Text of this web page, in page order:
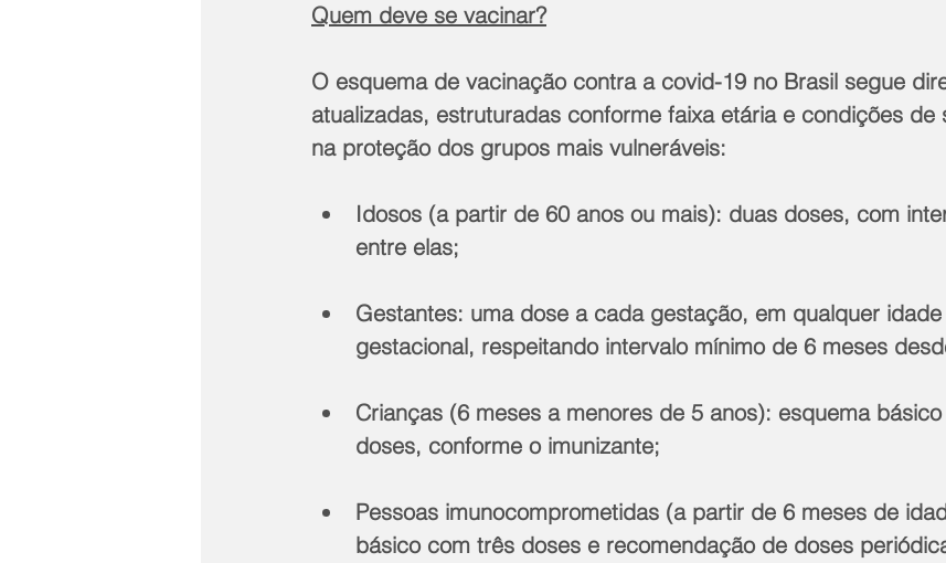
Quem deve se vacinar?
O esquema de vacinação contra a covid-19 no Brasil segue
atualizadas, estruturadas conforme faixa etária e condições
na proteção dos grupos mais vulneráveis:
Idosos (a partir de 60 anos ou mais): duas doses, com
entre elas;
Gestantes: uma dose a cada gestação, em qualquer
gestacional, respeitando intervalo mínimo de 6 meses
Crianças (6 meses a menores de 5 anos): esquema
doses, conforme o imunizante;
Pessoas imunocomprometidas (a partir de 6 meses de
básico com três doses e recomendação de doses